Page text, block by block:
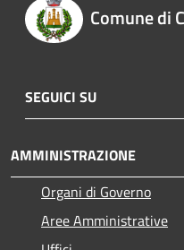
Comune di
SEGUICI SU
AMMINISTRAZIONE
Organi di Governo
Aree Amministrative